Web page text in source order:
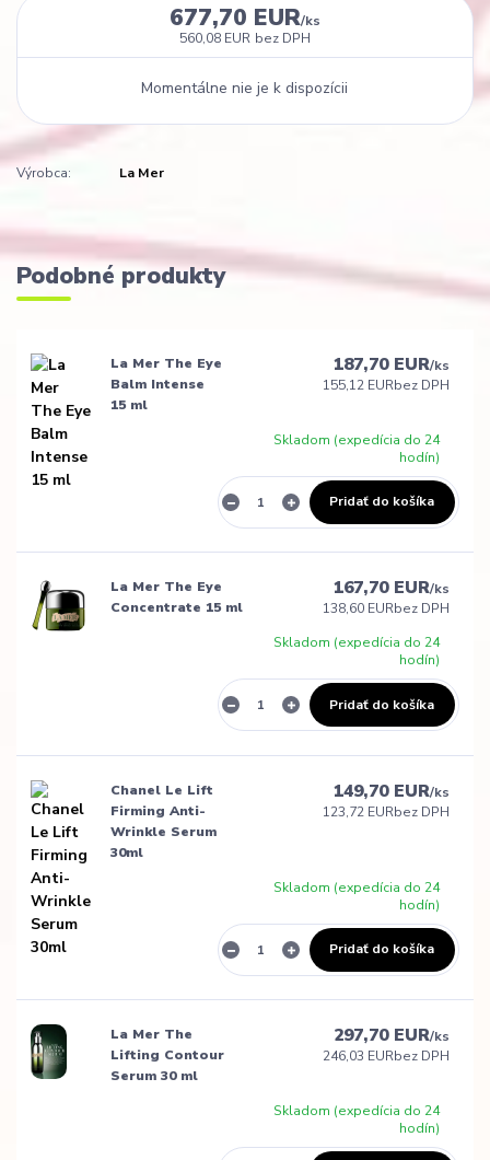
677,70 EUR/ks
560,08 EUR bez DPH
Momentálne nie je k dispozícii
Výrobca: La Mer
Podobné produkty
La Mer The Eye
Balm Intense
15 ml
187,70 EUR/ks
155,12 EURbez DPH
Skladom (expedícia do 24
hodín)
Pridať do košíka
La Mer The Eye
Concentrate 15 ml
167,70 EUR/ks
138,60 EURbez DPH
Skladom (expedícia do 24
hodín)
Pridať do košíka
Chanel Le Lift
Firming Anti-
Wrinkle Serum
30ml
149,70 EUR/ks
123,72 EURbez DPH
Skladom (expedícia do 24
hodín)
Pridať do košíka
La Mer The
Lifting Contour
Serum 30 ml
297,70 EUR/ks
246,03 EURbez DPH
Skladom (expedícia do 24
hodín)